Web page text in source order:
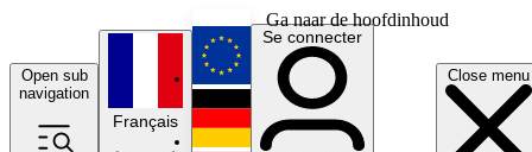
Ga naar de hoofdinhoud
Open sub
navigation
Close menu
Français
English
Deutsch
Se connecter